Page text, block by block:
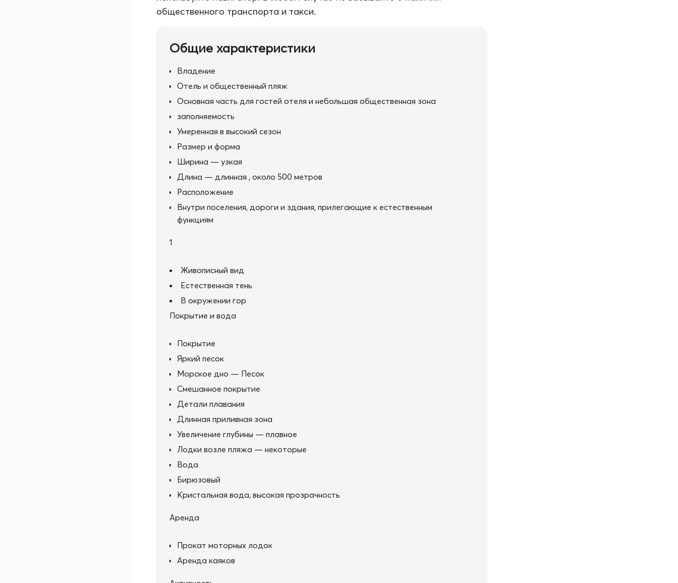
общественного транспорта и такси.
Общие характеристики
Владение
Отель и общественный пляж
Основная часть для гостей отеля и небольшая общественная зона
заполняемость
Умеренная в высокий сезон
Размер и форма
Ширина — узкая
Длина — длинная , около 500 метров
Расположение
Внутри поселения, дороги и здания, прилегающие к естественным
функциям
1
Живописный вид
Естественная тень
В окружении гор
Покрытие и вода
Покрытие
Яркий песок
Морское дно — Песок
Смешанное покрытие
Детали плавания
Длинная приливная зона
Увеличение глубины — плавное
Лодки возле пляжа — некоторые
Вода
Бирюзовый
Кристальная вода, высокая прозрачность
Аренда
Прокат моторных лодок
Аренда каяков